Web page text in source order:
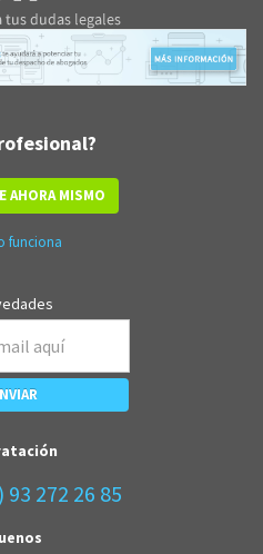
AHORA MISMO
funciona
93 272 26 85